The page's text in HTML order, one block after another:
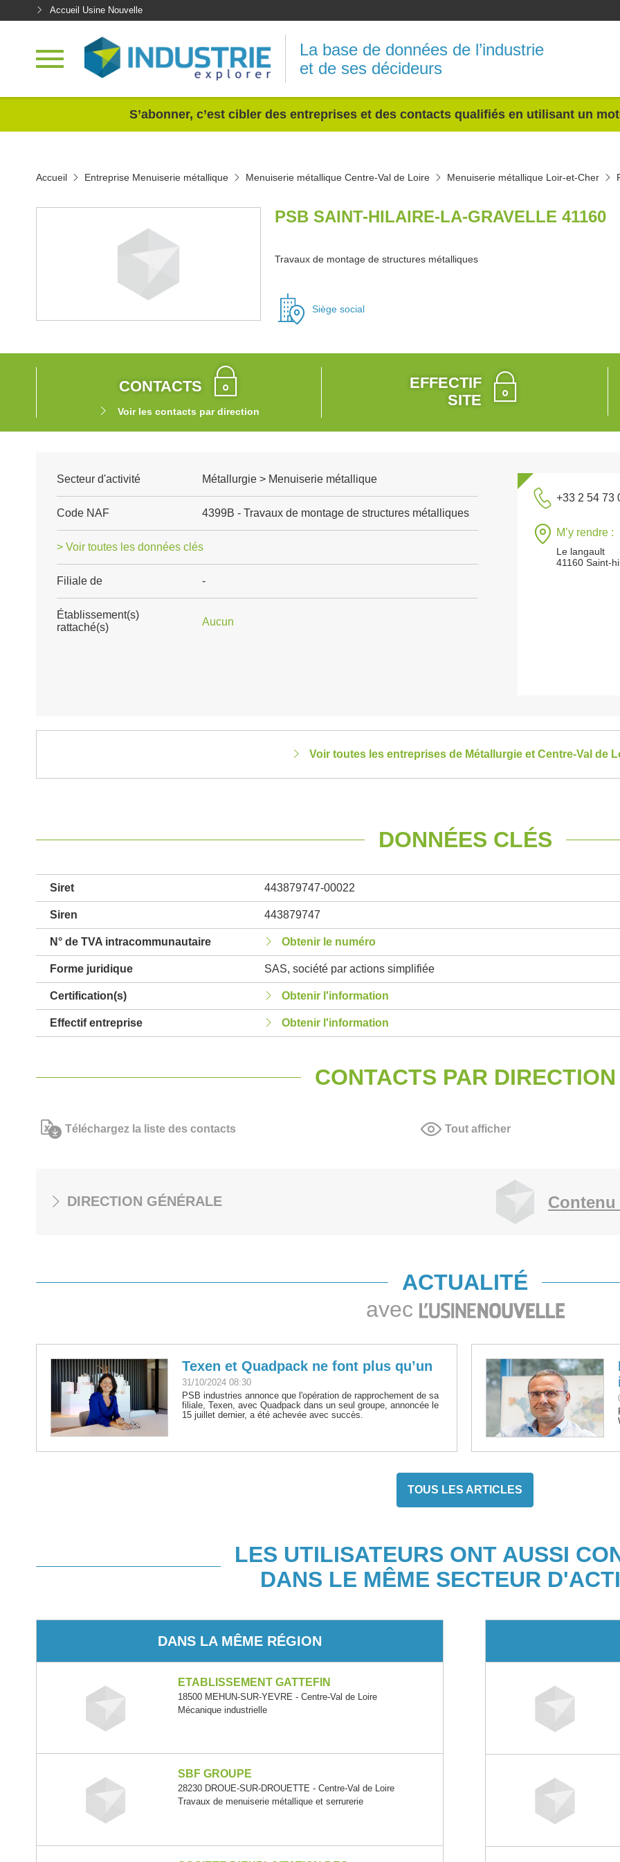
Accueil Usine Nouvelle
La base de données de l’industrie
et de ses décideurs
S’abonner, c’est cibler des entreprises et des contacts qualifiés en utilisant un
Accueil Entreprise Menuiserie métallique Menuiserie métallique Centre-Val de Loire Menuiserie métallique Loir-et-Cher
PSB SAINT-HILAIRE-LA-GRAVELLE 41160
Travaux de montage de structures métalliques
Siège social
CONTACTS
Voir les contacts par direction
EFFECTIF
SITE
Secteur d'activité Métallurgie > Menuiserie métallique
Code NAF 4399B - Travaux de montage de structures métalliques
> Voir toutes les données clés
Filiale de -
Établissement(s)
rattaché(s)
Aucun
+33 2 54 73
M’y rendre :
Le langault
41160 Saint-
Voir toutes les entreprises de Métallurgie et Centre-Val de
DONNÉES CLÉS
Siret 443879747-00022
Siren 443879747
N° de TVA intracommunautaire Obtenir le numéro
Forme juridique SAS, société par actions simplifiée
Certification(s) Obtenir l'information
Effectif entreprise Obtenir l'information
CONTACTS PAR DIRECTION
Téléchargez la liste des contacts Tout afficher
DIRECTION GÉNÉRALE
ACTUALITÉ
avec
Texen et Quadpack ne font plus qu’un
31/10/2024 08:30
PSB industries annonce que l'opération de rapprochement de sa
filiale, Texen, avec Quadpack dans un seul groupe, annoncée le
15 juillet dernier, a été achevée avec succès.
TOUS LES ARTICLES
LES UTILISATEURS ONT AUSSI
DANS LE MÊME SECTEUR
DANS LA MÊME RÉGION
ETABLISSEMENT GATTEFIN
18500 MEHUN-SUR-YEVRE - Centre-Val de Loire
Mécanique industrielle
SBF GROUPE
28230 DROUE-SUR-DROUETTE - Centre-Val de Loire
Travaux de menuiserie métallique et serrurerie